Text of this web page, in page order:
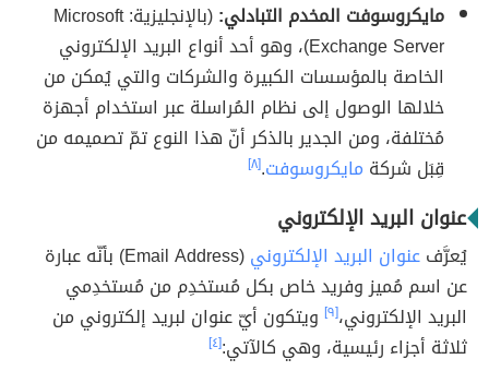
مايكروسوفت المخدم التبادلي:
(بالإنجليزية: Microsoft
Exchange Server)، وهو أحد أنواع البريد الإلكتروني
الخاصة بالمؤسسات الكبيرة والشركات والتي يُمكن من
خلالها الوصول إلى نظام المُراسلة عبر استخدام أجهزة
مُختلفة، ومن الجدير بالذكر أنّ هذا النوع تمّ تصميمه من
قِبَل شركة مايكروسوفت.[٨]
عنوان البريد الإلكتروني
يُعرَّفعنوان البريد الإلكتروني
(Email Address) بأنّه عبارة
عن اسم مُميز وفريد خاص بكل مُستخدِم من مُستخدِمي
البريد الإلكتروني،[٩]
ويتكون أيّ عنوان لبريد إلكتروني من
ثلاثة أجزاء رئيسية، وهي كالآتي:[٤]